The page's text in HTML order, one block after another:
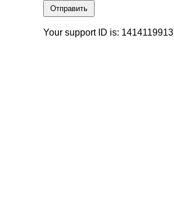
Отправить
Your support ID is: